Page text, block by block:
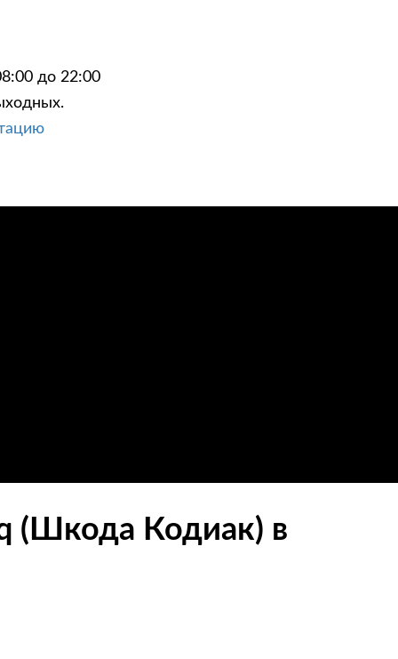
до 22:00
(Шкода Кодиак) в